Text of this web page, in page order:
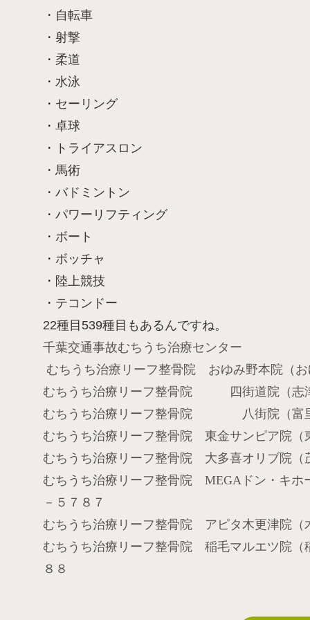
・自転車
・射撃
・柔道
・水泳
・セーリング
・卓球
・トライアスロン
・馬術
・バドミントン
・パワーリフティング
・ボート
・ボッチャ
・陸上競技
・テコンドー
22種目539種目もあるんですね。
千葉交通事故むちうち治療センター
むちうち治療リーフ整骨院 おゆみ野本院（
むちうち治療リーフ整骨院 四街道院（
むちうち治療リーフ整骨院 八街院（
むちうち治療リーフ整骨院 東金サン
むちうち治療リーフ整骨院 大多喜オリブ院
むちうち治療リーフ整骨院 MEGA ドン・キホ
－５７８７
むちうち治療リーフ整骨院 アピタ木更津院
むちうち治療リーフ整骨院 稲毛マルエツ院（
８８